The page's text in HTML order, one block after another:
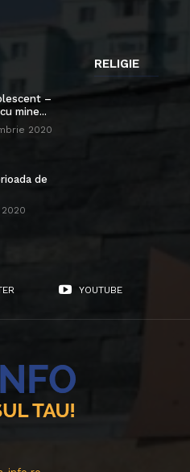
–
mine...
2020
de
RELIGIE
YOUTUBE